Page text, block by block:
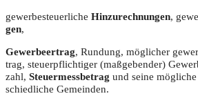
gewer­be­steu­er­li­che Hin­zu­rech­nun­gen,
gen,
Gewer­be­er­trag, Run­dung, mög­li­cher
trag, steu­er­pflich­ti­ger (maß­ge­ben­der)
zahl, Steu­er­mess­be­trag und sei­ne mög­li­che
schied­li­che Gemeinden.